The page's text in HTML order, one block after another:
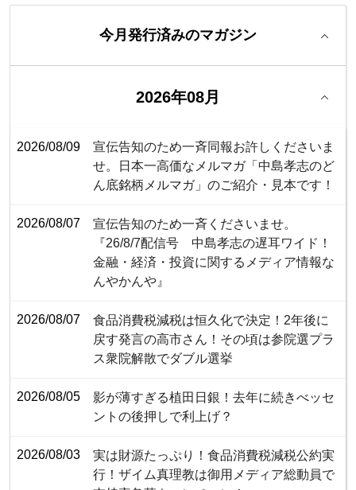
今月発行済みのマガジン
2026年08月
2026/08/09
宣伝告知のため一斉同報お許しくださいま
せ。日本一高価なメルマガ「中島孝志のど
ん底銘柄メルマガ」のご紹介・見本です！
2026/08/07
宣伝告知のため一斉くださいませ。
『26/8/7配信号 中島孝志の遅耳ワイド！
金融・経済・投資に関するメディア情報な
んやかんや』
2026/08/07
食品消費税減税は恒久化で決定！2年後に
戻す発言の高市さん！その頃は参院選プラ
ス衆院解散でダブル選挙
2026/08/05
影が薄すぎる植田日銀！去年に続きべッセ
ントの後押しで利上げ？
2026/08/03
​​​​​​​​​​​​​​​​​​​​​​​​​​実は財源たっぷり！食品消費税減税公約実
行！ザイム真理教は御用メディア総動員で